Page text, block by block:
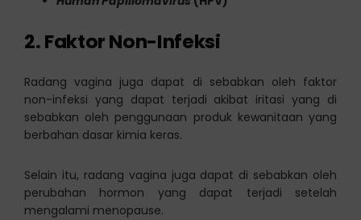
2. Faktor Non-Infeksi
Radang vagina juga dapat di sebabkan oleh faktor
non-infeksi yang dapat terjadi akibat iritasi yang di
sebabkan oleh penggunaan produk kewanitaan yang
berbahan dasar kimia keras.
Selain itu, radang vagina juga dapat di sebabkan oleh
perubahan hormon yang dapat terjadi setelah
mengalami menopause.